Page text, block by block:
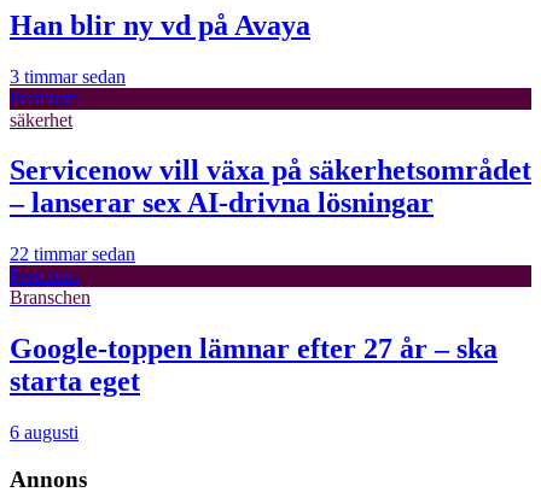
Han blir ny vd på Avaya
3 timmar sedan
Premium
säkerhet
Servicenow vill växa på säkerhetsområdet
– lanserar sex AI-drivna lösningar
22 timmar sedan
Premium
Branschen
Google-toppen lämnar efter 27 år – ska
starta eget
6 augusti
Annons